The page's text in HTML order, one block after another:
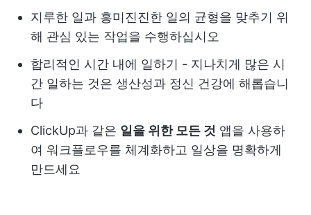
지루한 일과 흥미진진한 일의 균형을 맞추기 위
해 관심 있는 작업을 수행하십시오
합리적인 시간 내에 일하기 - 지나치게 많은 시
간 일하는 것은 생산성과 정신 건강에 해롭습니
다
ClickUp과 같은 일을 위한 모든 것 앱을 사용하
여 워크플로우를 체계화하고 일상을 명확하게
만드세요